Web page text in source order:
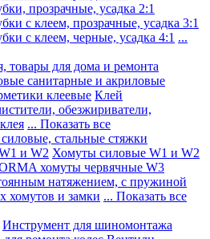
прозрачные, усадка 2:1
с клеем, прозрачные, усадка 3:1
с клеем, черные, усадка 4:1 ...
товары для дома и ремонта
санитарные и акриловые
клеевые Клей
обезжириватели,
... Показать все
стальные стяжки
и W2 Хомуты силовые W1 и W2
хомуты червячные W3
натяжением, с пружиной
хомутов и замки ... Показать все
Инструмент для шиномонтажа